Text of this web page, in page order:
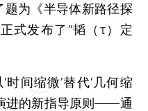
题为《半导体新路径探
式发布了“韬（τ）定
间缩微’替代‘几何缩
进的新指导原则——通